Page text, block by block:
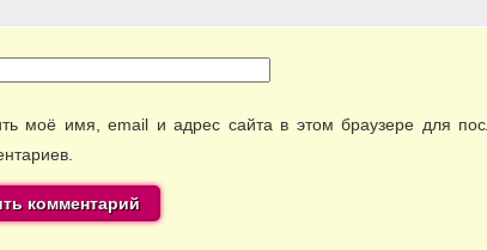
моё имя, email и адрес сайта в этом браузере для